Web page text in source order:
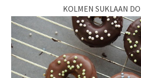
KOLMEN SUKLAAN